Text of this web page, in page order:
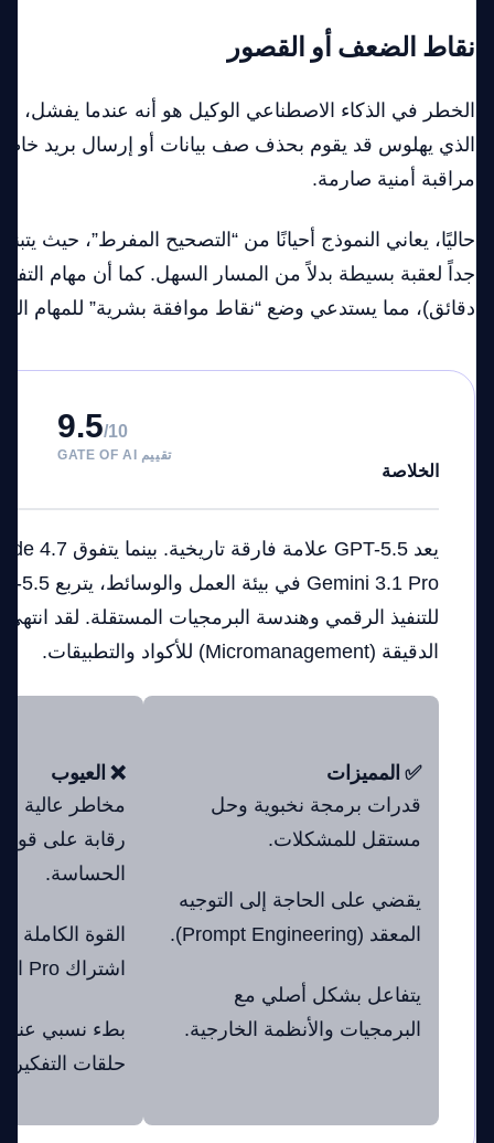
نقاط الضعف أو القصور
الخطر في الذكاء الاصطناعي الوكيل هو أنه عندما يفشل،
الذي يهلوس قد يقوم بحذف صف بيانات أو إرسال بريد
مراقبة أمنية صارمة.
حاليًا، يعاني النموذج أحيانًا من “التصحيح المفرط”، حيث
جداً لعقبة بسيطة بدلاً من المسار السهل. كما أن مهام
دقائق)، مما يستدعي وضع “نقاط موافقة بشرية” للمهام
الخلاصة
9.5/10
تقييم GATE OF AI
للتنفيذ الرقمي وهندسة البرمجيات المستقلة. لقد
الدقيقة (Micromanagement) للأكواد والتطبيقات.
✅ المميزات
قدرات برمجة نخبوية وحل
مستقل للمشكلات.
يقضي على الحاجة إلى التوجيه
المعقد (Prompt Engineering).
يتفاعل بشكل أصلي مع
البرمجيات والأنظمة الخارجية.
❌ العيوب
مخاطر عالية
رقابة على
الحساسة.
القوة الكاملة
اشتراك Pro المكلف (200$).
بطء نسبي عند
حلقات التفكير